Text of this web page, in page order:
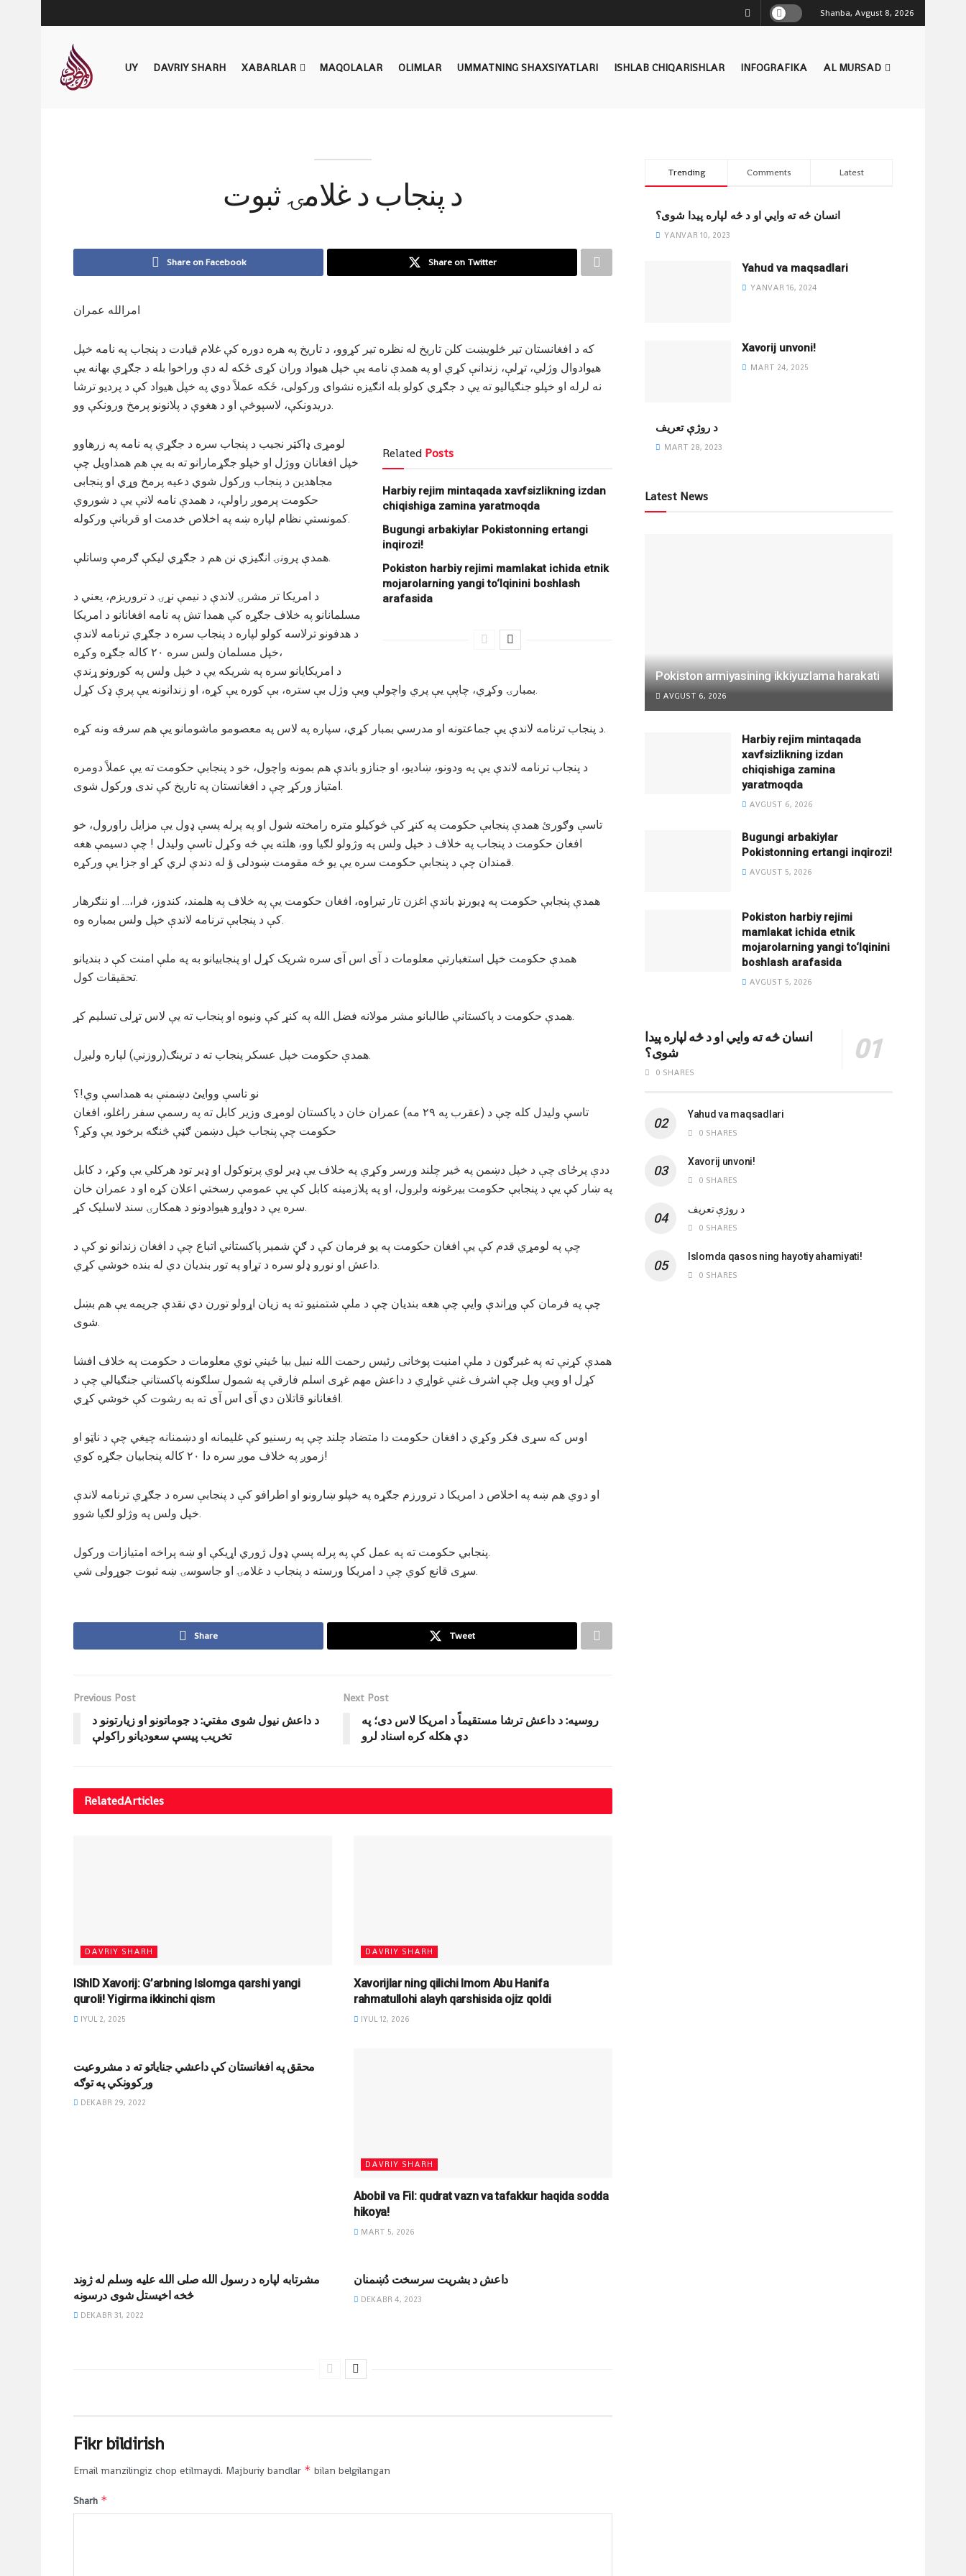
Shanba, Avgust 8, 2026
UY DAVRIY SHARH XABARLAR MAQOLALAR OLIMLAR UMMATNING SHAXSIYATLARI ISHLAB CHIQARISHLAR INFOGRAFIKA AL MURSAD
د پنجاب د غلامۍ ثبوت
Share on Facebook Share on Twitter
امرالله عمران
که د افغانستان تیر څلویښت کلن تاریخ له نظره تیر کړوو، د تاریخ په هره دوره کې غلام قیادت د پنجاب په نامه خپل
هیوادوال وژلي، تړلې، زندانې کړي او په همدې نامه یې خپل هیواد وران کړی ځکه له دې وراخوا بله د جګړي بهانه یې
نه لرله او خپلو جنګیالیو ته یې د جګړي کولو بله انګیزه نشوای ورکولی، ځکه عملاً دوي په خپل هیواد کې د پردیو ترشا
دریدونکې، لاسپوڅې او د هغوې د پلانونو پرمخ ورونکې وو.
Related Posts
Harbiy rejim mintaqada xavfsizlikning izdan
chiqishiga zamina yaratmoqda
Bugungi arbakiylar Pokistonning ertangi
inqirozi!
Pokiston harbiy rejimi mamlakat ichida etnik
mojarolarning yangi to‘lqinini boshlash
arafasida
لومړی ډاکټر نجیب د پنجاب سره د جګړي په نامه په زرهاوو
خپل افغانان ووژل او خپلو جګړمارانو ته به یې هم همداویل چې
مجاهدین د پنجاب ورکول شوي دعیه پرمخ وړي او پنجابی
حکومت پرموږ راولې، د همدې نامه لانې یې د شوروي
کمونستي نظام لپاره ښه په اخلاص خدمت او قربانې ورکوله.
همدې پرونۍ انګیزي نن هم د جګړي لیکې ګرمې وساتلې.
د امریکا تر مشرۍ لاندې د نیمې نړۍ د تروریزم، یعني د
مسلمانانو په خلاف جګړه کې همدا تش په نامه افغانانو د امریکا
د هدفونو ترلاسه کولو لپاره د پنجاب سره د جګړي ترنامه لاندې
خپل مسلمان ولس سره ۲۰ کاله جګړه وکړه،
د امریکایانو سره په شریکه یې د خپل ولس په کورونو ړندې
بمبارۍ وکړي، چاپې یې پري واچولې ویې وژل بې ستره، بې کوره یې کړه، او زندانونه یې پرې ډک کړل.
د پنجاب ترنامه لاندې یې جماعتونه او مدرسي بمبار کړي، سپاره په لاس په معصومو ماشومانو یې هم سرفه ونه کړه.
د پنجاب ترنامه لاندې یې په ودونو، ښادیو، او جنازو باندې هم بمونه واچول، خو د پنجابې حکومت ته یې عملاً دومره
امتیاز ورکړ چې د افغانستان په تاریخ کې ندی ورکول شوی.
تاسې وګورئ همدې پنجابې حکومت په کنړ کې څوکیلو متره رامخته شول او په پرله پسې ډول یې مزایل راورول، خو
افغان حکومت د پنجاب په خلاف د خپل ولس په وژولو لګیا وو، هلته یې څه وکړل تاسې ولیدل ! چې دسیمې هغه
قمندان چې د پنجابې حکومت سره یې یو څه مقومت ښودلی ؤ له دندې لري کړ او جزا یې ورکړه.
همدې پنجابې حکومت په ډیورنډ باندې اغزن تار تیراوه، افغان حکومت یې په خلاف په هلمند، کندوز، فرا،… او ننګرهار
کې د پنجابې ترنامه لاندې خپل ولس بمباره وه.
همدې حکومت خپل استغبارتې معلومات د آی اس آی سره شریک کړل او پنجابیانو به په ملې امنت کې د بندیانو
تحقیقات کول.
همدې حکومت د پاکستانې طالبانو مشر مولانه فضل الله په کنړ کې ونیوه او پنجاب ته یې لاس تړلی تسلیم کړ.
همدې حکومت خپل عسکر پنجاب ته د ترینګ(روزني) لپاره ولیږل.
نو تاسې ووایئ دښمنې به همداسې وي!؟
تاسې ولیدل کله چې د (عقرب په ۲۹ مه) عمران خان د پاکستان لومړی وزیر کابل ته په رسمې سفر راغلو، افغان
حکومت چې پنجاب خپل دښمن ګڼې څنګه برخود یې وکړ؟
ددې پرځای چې د خپل دښمن په څیر چلند ورسر وکړي په خلاف یې ډیر لوي پرتوکول او ډیر تود هرکلي یې وکړ، د کابل
په ښار کې یې د پنجابې حکومت بیرغونه ولږول، او په پلازمینه کابل کې یې عمومې رسختي اعلان کړه او د عمران خان
سره یې د دواړو هیوادونو د همکارۍ سند لاسلیک کړ.
چې په لومړي قدم کې یې افغان حکومت په یو فرمان کې د ګڼ شمیر پاکستاني اتباع چې د افغان زندانو نو کې د
داعش او نورو ډلو سره د تړاو په تور بندیان دي له بنده خوشي کړي.
چې په فرمان کې وړاندې وایې چې هغه بندیان چې د ملې شتمنیو ته په زیان اړولو تورن دي نقدې جریمه یې هم بښل
شوی.
همدې کړنې ته په غبرګون د ملې امنیت پوخانی رئیس رحمت الله نبیل بیا ځیني نوي معلومات د حکومت په خلاف افشا
کړل او ویې ویل چې اشرف غني غواړي د داعش مهم غړی اسلم فارقي په شمول سلګونه پاکستاني جنګیالي چې د
افغانانو قاتلان دي آی اس آی ته به رشوت کې خوشي کړي.
اوس که سړی فکر وکړي د افغان حکومت دا متضاد چلند چې په رسنیو کې غلیمانه او دښمنانه چیغي چې د ناټو او
زموږ په خلاف موږ سره دا ۲۰ کاله پنجابیان جګړه کوي!
او دوي هم ښه په اخلاص د امریکا د ترورزم جګړه په خپلو ښارونو او اطرافو کې د پنجابې سره د جګړي ترنامه لاندې
خپل ولس په وژلو لګیا شوو.
پنجابي حکومت ته په عمل کې په پرله پسې ډول ژوري اړیکې او ښه پراخه امتیازات ورکول.
سړی قانع کوي چې د امریکا ورسته د پنجاب د غلامۍ او جاسوسۍ ښه ثبوت جوړولی شي.
Share Tweet
Previous Post
د داعش نیول شوی مفتي: د جوماتونو او زیارتونو د
تخریب پیسې سعودیانو راکولې
Next Post
روسیه: د داعش ترشا مستقیماً د امریکا لاس دی؛ په
دې هکله کره اسناد لرو
RelatedArticles
DAVRIY SHARH
IShID Xavorij: G’arbning Islomga qarshi yangi
quroli! Yigirma ikkinchi qism
IYUL 2, 2025
DAVRIY SHARH
Xavorijlar ning qilichi Imom Abu Hanifa
rahmatullohi alayh qarshisida ojiz qoldi
IYUL 12, 2026
محقق په افغانستان کې داعشي جنایاتو ته د مشروعیت
ورکوونکي په توګه
DEKABR 29, 2022
DAVRIY SHARH
Abobil va Fil: qudrat vazn va tafakkur haqida sodda
hikoya!
MART 5, 2026
مشرتابه لپاره د رسول الله صلی الله علیه وسلم له ژوند
څخه اخیستل شوی درسونه
DEKABR 31, 2022
داعش د بشریت سرسخت دُښمنان
DEKABR 4, 2023
Fikr bildirish
Email manzilingiz chop etilmaydi. Majburiy bandlar * bilan belgilangan
Sharh *
Trending Comments Latest
انسان څه ته وایي او د څه لپاره پیدا شوی؟
YANVAR 10, 2023
Yahud va maqsadlari
YANVAR 16, 2024
Xavorij unvoni!
MART 24, 2025
‌د روژې تعریف
MART 28, 2023
Latest News
Pokiston armiyasining ikkiyuzlama harakati
AVGUST 6, 2026
Harbiy rejim mintaqada
xavfsizlikning izdan
chiqishiga zamina
yaratmoqda
AVGUST 6, 2026
Bugungi arbakiylar
Pokistonning ertangi inqirozi!
AVGUST 5, 2026
Pokiston harbiy rejimi
mamlakat ichida etnik
mojarolarning yangi to‘lqinini
boshlash arafasida
AVGUST 5, 2026
انسان څه ته وایي او د څه لپاره پیدا
شوی؟
0 SHARES
Yahud va maqsadlari
0 SHARES
Xavorij unvoni!
0 SHARES
‌د روژې تعریف
0 SHARES
Islomda qasos ning hayotiy ahamiyati!
0 SHARES